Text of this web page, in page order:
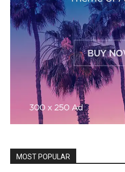
MOST POPULAR